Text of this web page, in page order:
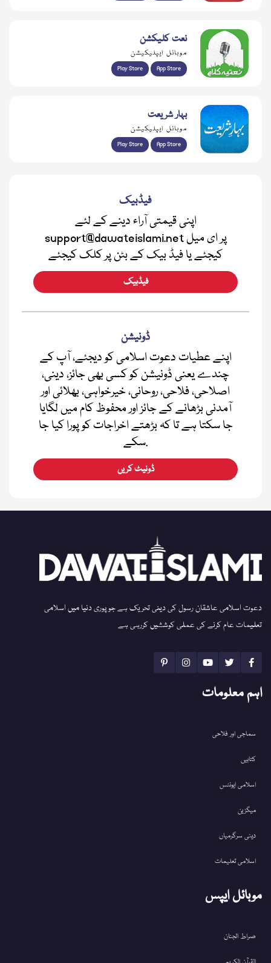
نعت کلیکشن
موبائل ایپلیکیشن
Play Store App Store
بہار شریعت
موبائل ایپلیکیشن
Play Store App Store
فیڈبیک
اپنی قیمتی آراء دینے کے لئے
support@dawateislami.net پر ای میل
کیجئے یا فیڈ بیک کے بٹن پر کلک کیجئے
فیڈبیک
ڈونیشن
اپنے عطیات دعوت اسلامی کو دیجئے، آپ کے
چندے یعنی ڈونیشن کو کسی بھی جائز، دینی،
اصلاحی، فلاحی، روحانی، خیرخواہی، بھلائی اور
آمدنی بڑھانے کے جائز اور محفوظ کام میں لگایا
جا سکتا ہے تا کہ بڑھتے اخراجات کو پورا کیا جا
سکے.
ڈونیٹ کریں
دعوت اسلامی عاشقان رسول کی دینی تحریک ہے جو پوری دنیا میں اسلامی
تعلیمات عام کرنے کی عملی کوششیں کررہی ہے
اہم معلومات
سماجی اور فلاحی
کتابیں
اسلامی ایونٹس
میگزین
دینی سرگرمیاں
اسلامی تعلیمات
موبائل ایپس
صراط الجنان